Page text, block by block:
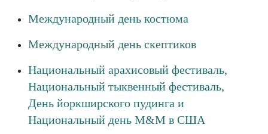
Международный день костюма
Международный день скептиков
Национальный арахисовый фестиваль,
Национальный тыквенный фестиваль,
День йоркширского пудинга и
Национальный день M&M в США